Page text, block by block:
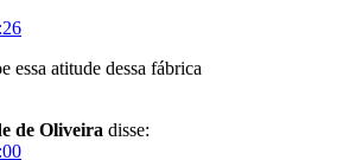
essa atitude dessa fábrica
de Oliveira disse: